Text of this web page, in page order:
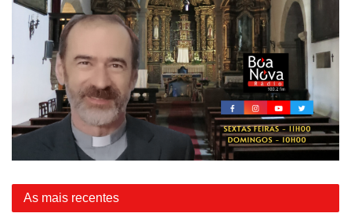
As mais recentes